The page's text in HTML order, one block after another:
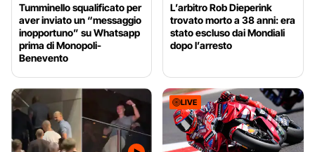
Tumminello squalificato per
aver inviato un “messaggio
inopportuno” su Whatsapp
prima di Monopoli-
Benevento
L’arbitro Rob Dieperink
trovato morto a 38 anni: era
stato escluso dai Mondiali
dopo l’arresto
LIVE